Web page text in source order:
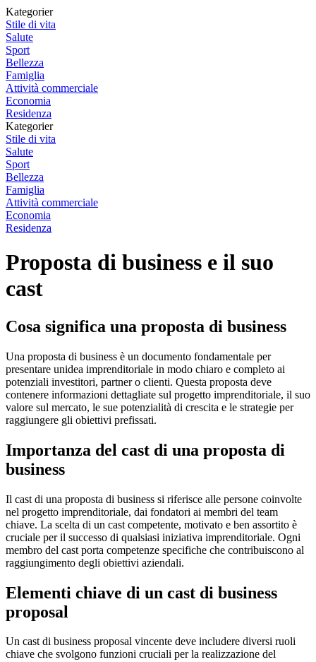
Kategorier
Stile di vita
Salute
Sport
Bellezza
Famiglia
Attività commerciale
Economia
Residenza
Kategorier
Stile di vita
Salute
Sport
Bellezza
Famiglia
Attività commerciale
Economia
Residenza
Proposta di business e il suo
cast
Cosa significa una proposta di business
Una proposta di business è un documento fondamentale per
presentare unidea imprenditoriale in modo chiaro e completo ai
potenziali investitori, partner o clienti. Questa proposta deve
contenere informazioni dettagliate sul progetto imprenditoriale, il suo
valore sul mercato, le sue potenzialità di crescita e le strategie per
raggiungere gli obiettivi prefissati.
Importanza del cast di una proposta di
business
Il cast di una proposta di business si riferisce alle persone coinvolte
nel progetto imprenditoriale, dai fondatori ai membri del team
chiave. La scelta di un cast competente, motivato e ben assortito è
cruciale per il successo di qualsiasi iniziativa imprenditoriale. Ogni
membro del cast porta competenze specifiche che contribuiscono al
raggiungimento degli obiettivi aziendali.
Elementi chiave di un cast di business
proposal
Un cast di business proposal vincente deve includere diversi ruoli
chiave che svolgono funzioni cruciali per la realizzazione del